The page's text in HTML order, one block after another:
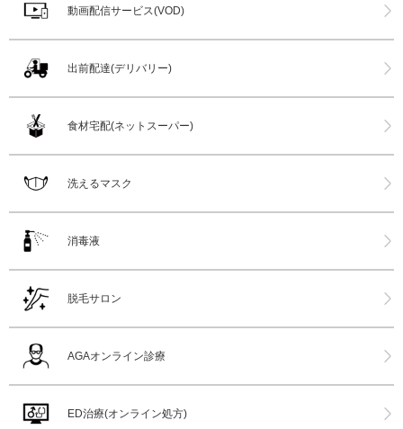
動画配信サービス(VOD)
出前配達(デリバリー)
食材宅配(ネットスーパー)
洗えるマスク
消毒液
脱毛サロン
AGAオンライン診療
ED治療(オンライン処方)